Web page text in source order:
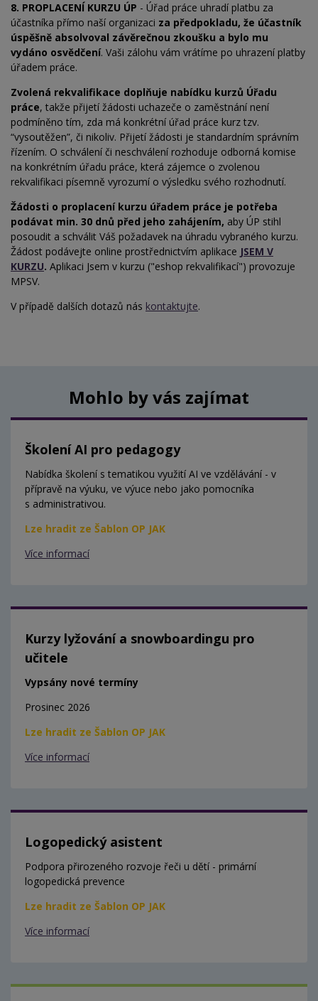
8. PROPLACENÍ KURZU ÚP - Úřad práce uhradí platbu za
účastníka přímo naší organizaci za předpokladu, že účastník
úspěšně absolvoval závěrečnou zkoušku a bylo mu
vydáno osvědčení. Vaši zálohu vám vrátíme po uhrazení platby
úřadem práce.
Zvolená rekvalifikace doplňuje nabídku kurzů Úřadu
práce, takže přijetí žádosti uchazeče o zaměstnání není
podmíněno tím, zda má konkrétní úřad práce kurz tzv.
“vysoutěžen”, či nikoliv. Přijetí žádosti je standardním správním
řízením. O schválení či neschválení rozhoduje odborná komise
na konkrétním úřadu práce, která zájemce o zvolenou
rekvalifikaci písemně vyrozumí o výsledku svého rozhodnutí.
Žádosti o proplacení kurzu úřadem práce je potřeba
podávat min. 30 dnů před jeho zahájením, aby ÚP stihl
posoudit a schválit Váš požadavek na úhradu vybraného kurzu.
Žádost podávejte online prostřednictvím aplikace JSEM V
KURZU. Aplikaci Jsem v kurzu ("eshop rekvalifikací") provozuje
MPSV.
V případě dalších dotazů nás kontaktujte.
Mohlo by vás zajímat
Školení AI pro pedagogy
Nabídka školení s tematikou využití AI ve vzdělávání - v
přípravě na výuku, ve výuce nebo jako pomocníka
s administrativou.
Lze hradit ze Šablon OP JAK
Více informací
Kurzy lyžování a snowboardingu pro
učitele
Vypsány nové termíny
Prosinec 2026
Lze hradit ze Šablon OP JAK
Více informací
Logopedický asistent
Podpora přirozeného rozvoje řeči u dětí - primární
logopedická prevence
Lze hradit ze Šablon OP JAK
Více informací